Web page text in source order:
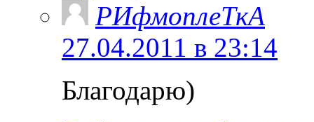
РИфмоплеТкА
27.04.2011 в 23:14
Благодарю)